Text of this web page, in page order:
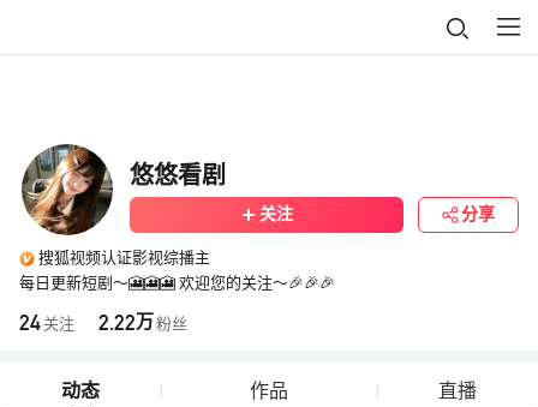
悠悠看剧
关注 分享
搜狐视频认证影视综播主
每日更新短剧～🎦🎦🎦 欢迎您的关注～🎉🎉🎉
24 关注 2.22万 粉丝
动态 作品 直播